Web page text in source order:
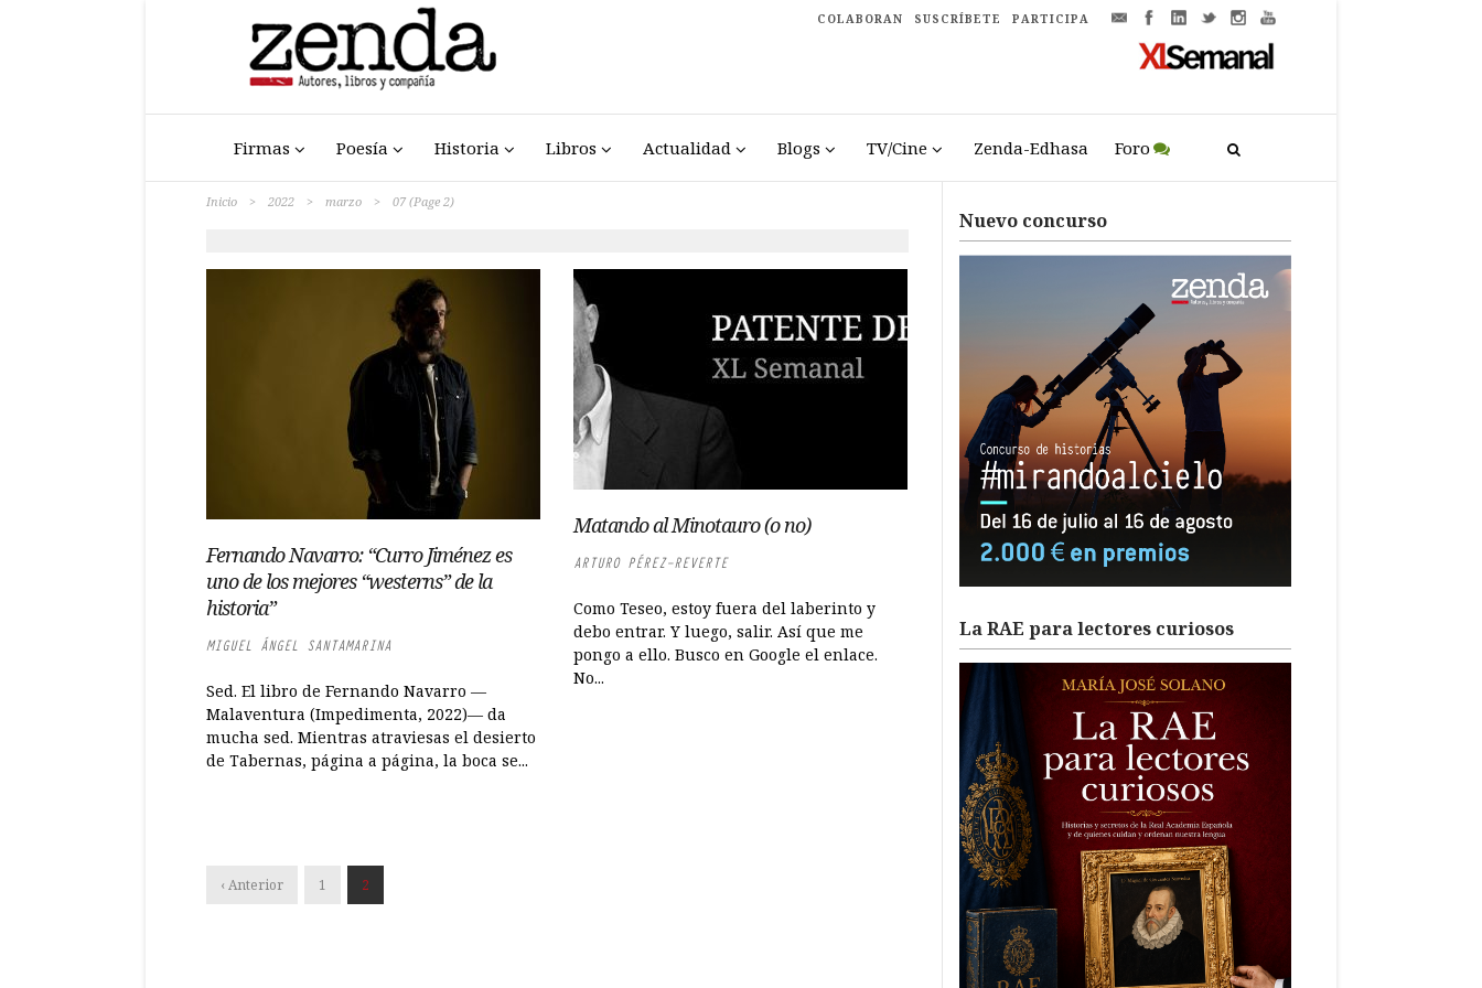
COLABORAN SUSCRÍBETE PARTICIPA
Firmas Poesía Historia Libros Actualidad Blogs TV/Cine Zenda-Edhasa Foro
Inicio > 2022 > marzo > 07 (Page 2)
Fernando Navarro: “Curro Jiménez es
uno de los mejores “westerns” de la
historia”
MIGUEL ÁNGEL SANTAMARINA
Sed. El libro de Fernando Navarro —
Malaventura (Impedimenta, 2022)— da
mucha sed. Mientras atraviesas el desierto
de Tabernas, página a página, la boca se...
Matando al Minotauro (o no)
ARTURO PÉREZ-REVERTE
Como Teseo, estoy fuera del laberinto y
debo entrar. Y luego, salir. Así que me
pongo a ello. Busco en Google el enlace.
No...
‹ Anterior 1 2
Nuevo concurso
La RAE para lectores curiosos